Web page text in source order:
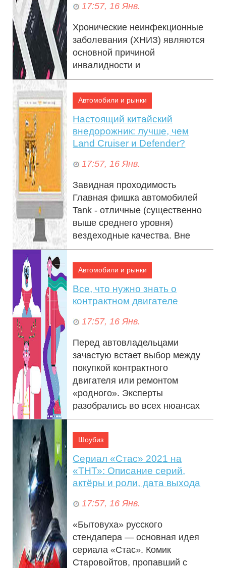
17:57, 16 Янв.
17:57, 16 Янв.
Хронические неинфекционные
заболевания (ХНИЗ) являются
основной причиной
инвалидности и
преждевременной смертности
населения Российской
Федерации. На...
Автомобили и рынки
Настоящий китайский
внедорожник: лучше, чем
Land Cruiser и Defender?
17:57, 16 Янв.
Завидная проходимость
Главная фишка автомобилей
Tank - отличные (существенно
выше среднего уровня)
вездеходные качества. Вне
асфальта «трехсотый» еде...
Автомобили и рынки
Все, что нужно знать о
контрактном двигателе
17:57, 16 Янв.
Перед автовладельцами
зачастую встает выбор между
покупкой контрактного
двигателя или ремонтом
«родного». Эксперты
разобрались во всех нюансах
одной ...
Шоубиз
Сериал «Стас» 2021 на
«ТНТ»: Описание серий,
актёры и роли, дата выхода
17:57, 16 Янв.
«Бытовуха» русского
стендапера — основная идея
сериала «Стас». Комик
Старовойтов, пропавший с